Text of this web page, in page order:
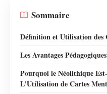
Sommaire
Définition et Utilisation des
Les Avantages
Pourquoi le Néolithique
L’Utilisation de Cartes